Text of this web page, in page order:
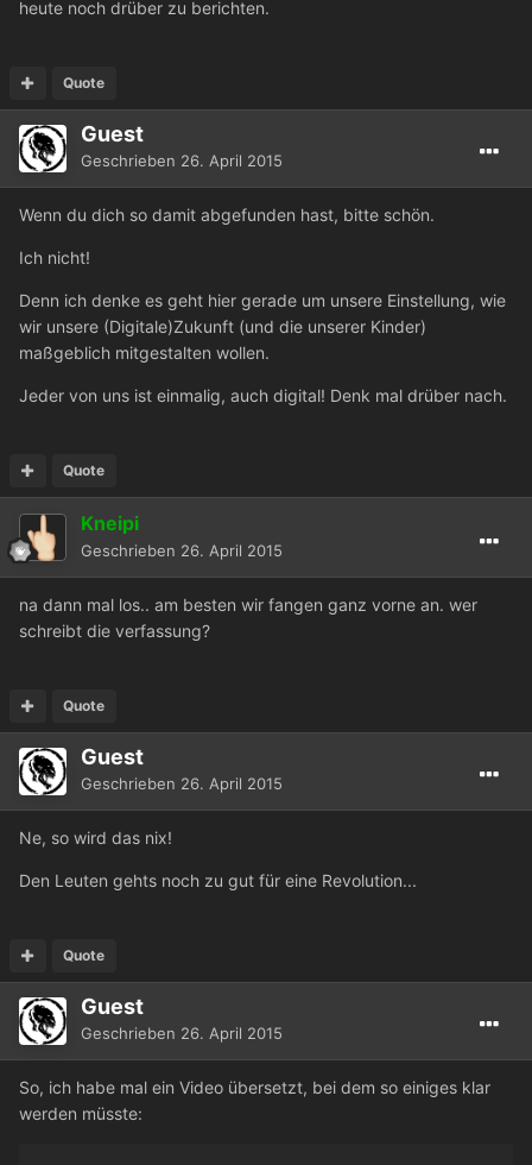
heute noch drüber zu berichten.
Quote
Guest
Geschrieben 26. April 2015
Wenn du dich so damit abgefunden hast, bitte schön.
Ich nicht!
Denn ich denke es geht hier gerade um unsere Einstellung, wie
wir unsere (Digitale)Zukunft (und die unserer Kinder)
maßgeblich mitgestalten wollen.
Jeder von uns ist einmalig, auch digital! Denk mal drüber nach.
Quote
Kneipi
Geschrieben 26. April 2015
na dann mal los.. am besten wir fangen ganz vorne an. wer
schreibt die verfassung?
Quote
Guest
Geschrieben 26. April 2015
Ne, so wird das nix!
Den Leuten gehts noch zu gut für eine Revolution...
Quote
Guest
Geschrieben 26. April 2015
So, ich habe mal ein Video übersetzt, bei dem so einiges klar
werden müsste: